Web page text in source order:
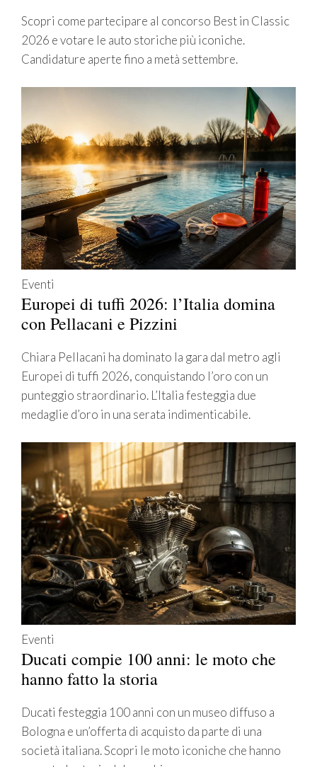
Scopri come partecipare al concorso Best in Classic
2026 e votare le auto storiche più iconiche.
Candidature aperte fino a metà settembre.
Eventi
Europei di tuffi 2026: l’Italia domina
con Pellacani e Pizzini
Chiara Pellacani ha dominato la gara dal metro agli
Europei di tuffi 2026, conquistando l’oro con un
punteggio straordinario. L’Italia festeggia due
medaglie d’oro in una serata indimenticabile.
Eventi
Ducati compie 100 anni: le moto che
hanno fatto la storia
Ducati festeggia 100 anni con un museo diffuso a
Bologna e un’offerta di acquisto da parte di una
società italiana. Scopri le moto iconiche che hanno